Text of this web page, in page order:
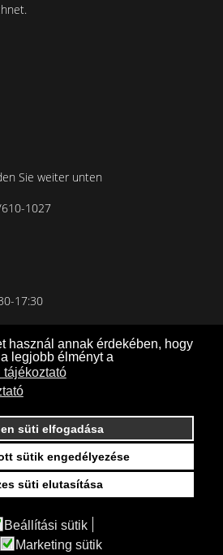
használ annak érdekében, hogy
legjobb élményt a
tájékoztató
süti elutasítása
sütik engedélyezése
süti elfogadása
Beállítási sütik
Marketing sütik
Sie weiter unten
1027
17:30